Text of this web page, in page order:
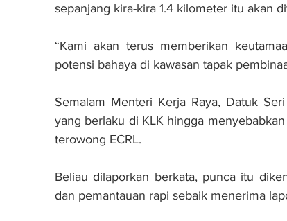
sepanjang kira-kira 1.4 kilometer itu akan
“Kami akan terus memberikan
potensi bahaya di kawasan tapak
Semalam Menteri Kerja Raya, Datuk
yang berlaku di KLK hingga
terowong ECRL.
Beliau dilaporkan berkata, punca itu
dan pemantauan rapi sebaik menerima